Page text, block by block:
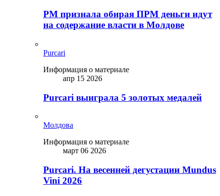
PM признала обирая ПРМ деньги идут
на содержание власти в Молдове
Purcari
Информация о материале
апр 15 2026
Purcari выиграла 5 золотых медалей
Молдова
Информация о материале
март 06 2026
Purcari. На весенней дегустации Mundus
Vini 2026